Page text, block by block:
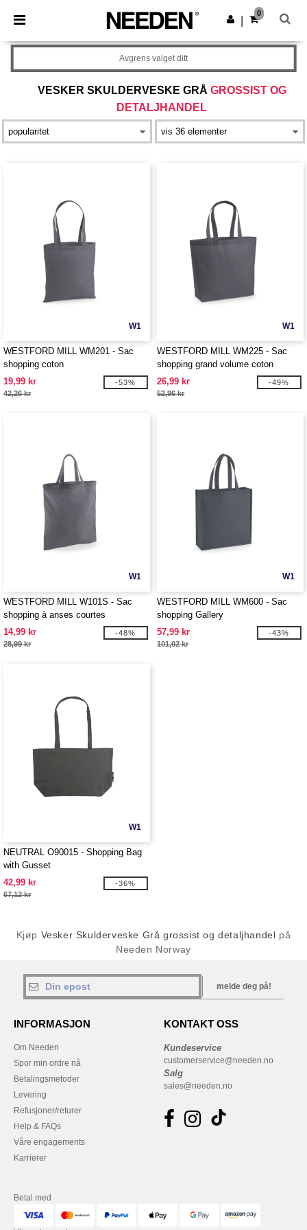
× Needen-app
Bedre priser i appen!
Last ned app
0
VESKER SKULDERVESKE GRÅ GROSSIST OG
DETALJHANDEL
Avgrens valget ditt
W1
WESTFORD MILL WM201 - Sac
shopping coton
19,99 kr
42,26 kr
-53%
W1
WESTFORD MILL WM225 - Sac
shopping grand volume coton
26,99 kr
52,96 kr
-49%
W1
WESTFORD MILL W101S - Sac
shopping à anses courtes
14,99 kr
28,99 kr
-48%
W1
WESTFORD MILL WM600 - Sac
shopping Gallery
57,99 kr
101,02 kr
-43%
W1
NEUTRAL O90015 - Shopping Bag
with Gusset
42,99 kr
67,12 kr
-36%
Kjøp Vesker Skulderveske Grå grossist og detaljhandel på
Needen Norway
melde deg på!
INFORMASJON
Om Needen
Spor min ordre nå
Betalingsmetoder
Levering
Refusjoner/returer
Help & FAQs
Våre engagements
Karrierer
KONTAKT OSS
Kundeservice
customerservice@needen.no
Salg
sales@needen.no
Betal med